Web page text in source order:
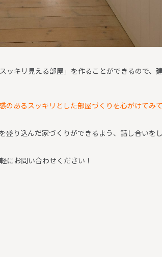
ッキリ見える部屋」を作ることができるので、
あるスッキリとした部屋づくりを心がけてみ
り込んだ家づくりができるよう、話し合いを
にお問い合わせください！